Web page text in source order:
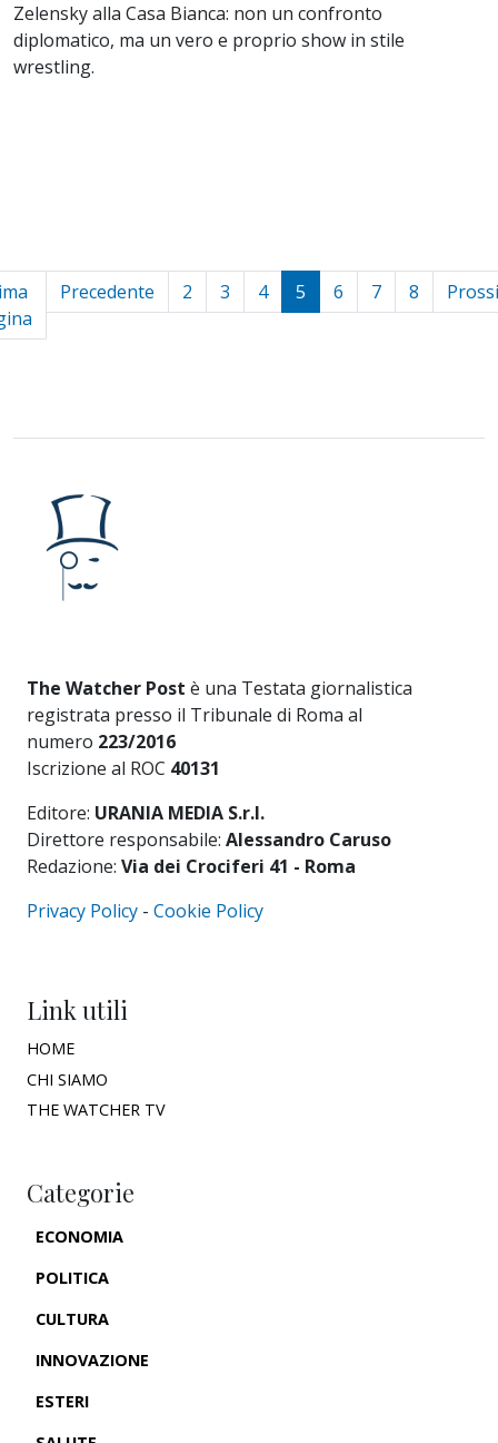
Zelensky alla Casa Bianca: non un confronto
diplomatico, ma un vero e proprio show in stile
wrestling.
Precedente 2 3 4 5 6 7 8
The Watcher Post è una Testata giornalistica
registrata presso il Tribunale di Roma al
numero 223/2016
Iscrizione al ROC 40131
Editore: URANIA MEDIA S.r.l.
Direttore responsabile: Alessandro Caruso
Redazione: Via dei Crociferi 41 - Roma
Privacy Policy - Cookie Policy
Link utili
HOME
CHI SIAMO
THE WATCHER TV
Categorie
ECONOMIA
POLITICA
CULTURA
INNOVAZIONE
ESTERI